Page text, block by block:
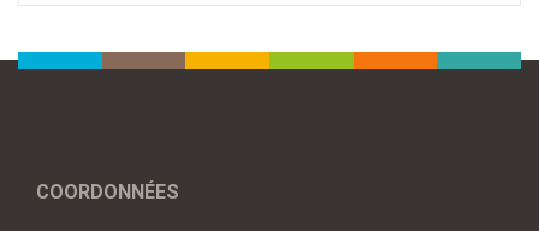
COORDONNÉES